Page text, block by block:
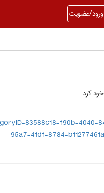
ورود/عضویت
کرد
f90b-4040-
95a7-41df-8784-